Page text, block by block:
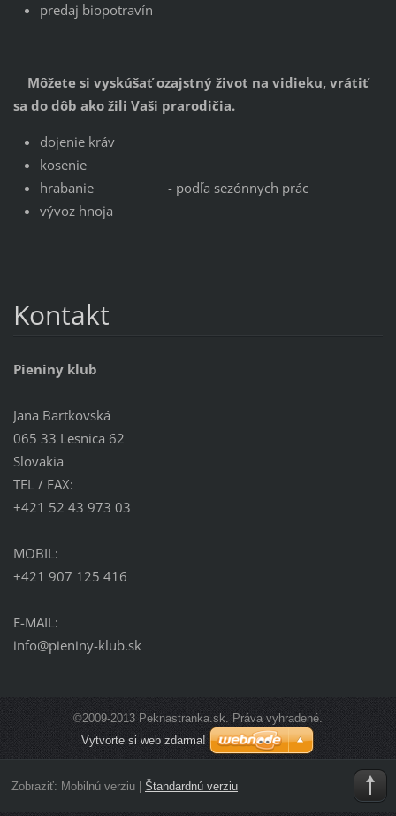
predaj biopotravín
Môžete si vyskúšať ozajstný život na vidieku, vrátiť
sa do dôb ako žili Vaši prarodičia.
dojenie kráv
kosenie
hrabanie - podľa sezónnych prác
vývoz hnoja
Kontakt
Pieniny klub
Jana Bartkovská
065 33 Lesnica 62
Slovakia
TEL / FAX:
+421 52 43 973 03
MOBIL:
+421 907 125 416
E-MAIL:
info@pieniny-klub.sk
©2009-2013 Peknastranka.sk. Práva vyhradené.
Vytvorte si web zdarma!
Zobraziť: Mobilnú verziu| Štandardnú verziu